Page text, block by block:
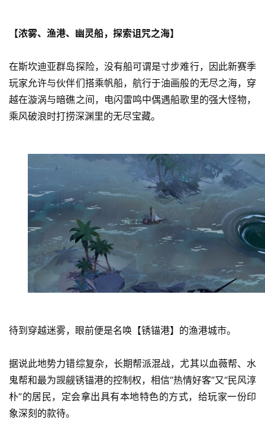
【浓雾、渔港、幽灵船，探索诅咒之海】
在斯坎迪亚群岛探险，没有船可谓是寸步难行，因此新赛季
玩家允许与伙伴们搭乘帆船，航行于油画般的无尽之海，穿
越在漩涡与暗礁之间，电闪雷鸣中偶遇船歌里的强大怪物，
乘风破浪时打捞深渊里的无尽宝藏。
待到穿越迷雾，眼前便是名唤【锈锚港】的渔港城市。
据说此地势力错综复杂，长期帮派混战，尤其以血薇帮、水
鬼帮和最为觊觎锈锚港的控制权，相信“热情好客”又“民风淳
朴”的居民，定会拿出具有本地特色的方式，给玩家一份印
象深刻的款待。